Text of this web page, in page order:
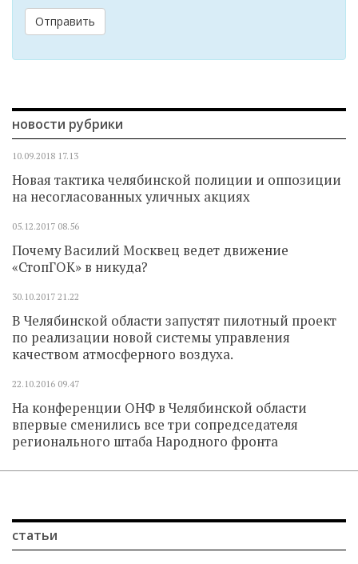
Отправить
новости рубрики
10.09.2018 17.13
Новая тактика челябинской полиции и оппозиции
на несогласованных уличных акциях
05.12.2017 08.56
Почему Василий Москвец ведет движение
«СтопГОК» в никуда?
30.10.2017 21.22
В Челябинской области запустят пилотный проект
по реализации новой системы управления
качеством атмосферного воздуха.
22.10.2016 09.47
На конференции ОНФ в Челябинской области
впервые сменились все три сопредседателя
регионального штаба Народного фронта
статьи